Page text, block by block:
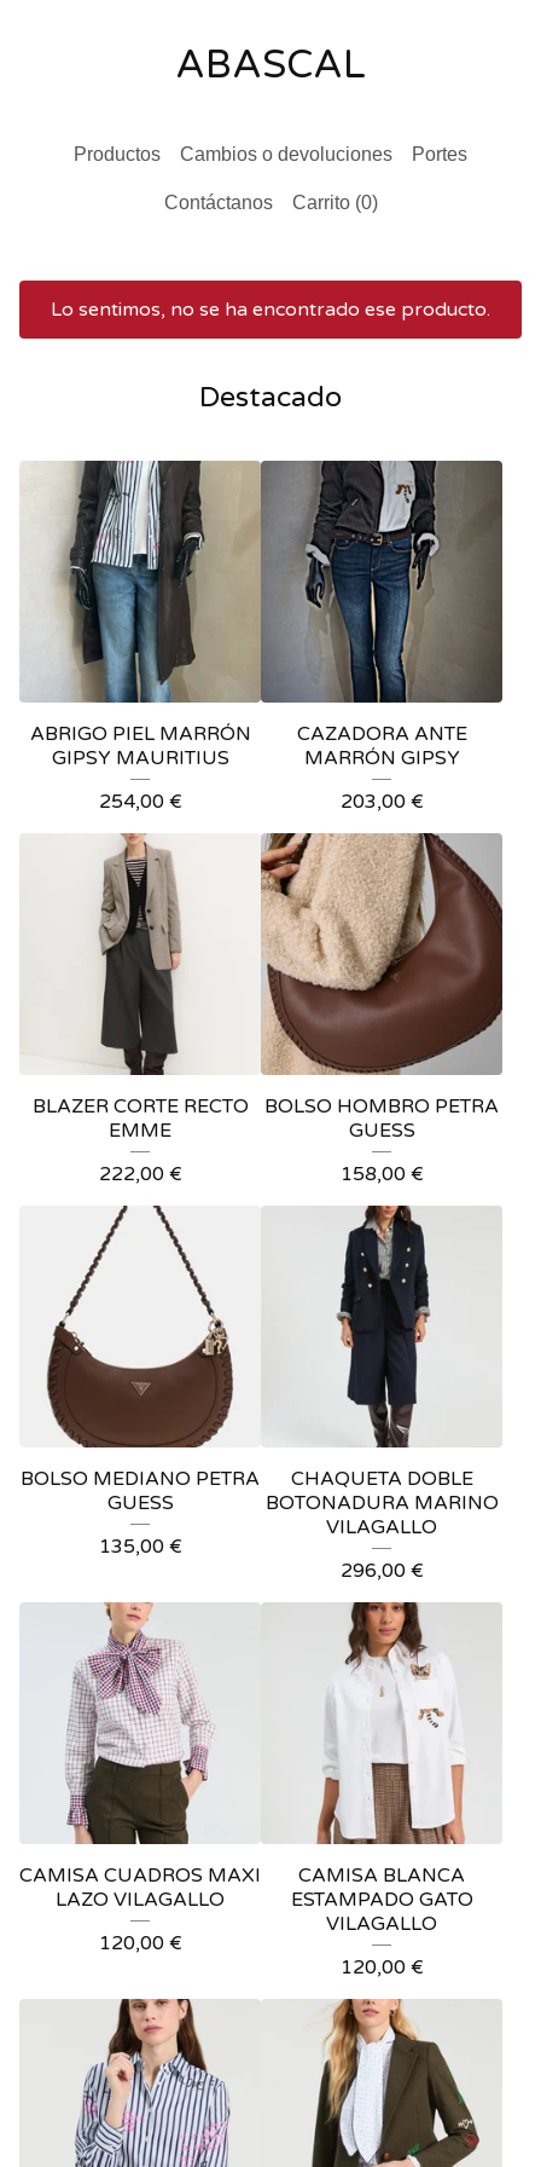
ABASCAL
Productos Cambios o devoluciones Portes
Contáctanos Carrito (0)
Lo sentimos, no se ha encontrado ese producto.
Destacado
ABRIGO PIEL MARRÓN
GIPSY MAURITIUS
254,00 €
CAZADORA ANTE
MARRÓN GIPSY
203,00 €
BLAZER CORTE RECTO
EMME
222,00 €
BOLSO HOMBRO PETRA
GUESS
158,00 €
BOLSO MEDIANO PETRA
GUESS
135,00 €
CHAQUETA DOBLE
BOTONADURA MARINO
VILAGALLO
296,00 €
CAMISA CUADROS MAXI
LAZO VILAGALLO
120,00 €
CAMISA BLANCA
ESTAMPADO GATO
VILAGALLO
120,00 €